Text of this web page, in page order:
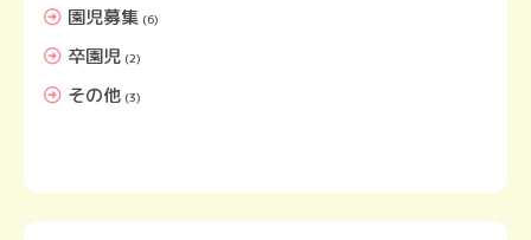
園児募集(6)
卒園児(2)
その他(3)